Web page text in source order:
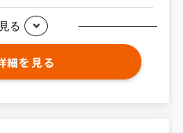
る
細を見る